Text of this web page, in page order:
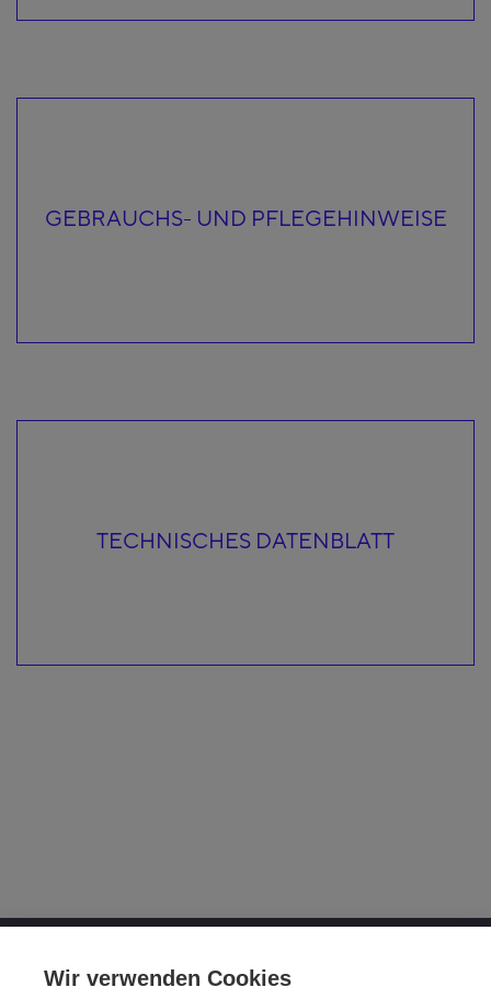
GEBRAUCHS- UND PFLEGEHINWEISE
TECHNISCHES DATENBLATT
Wir verwenden Cookies